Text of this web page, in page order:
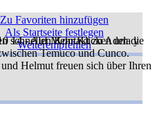
Zu Favoriten hinzufügen
Als Startseite festlegen
Weiterempfehlen